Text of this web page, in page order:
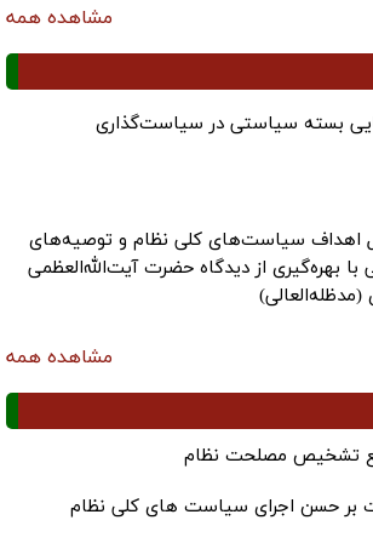
مشاهده همه
بسته سیاستی در سیاست‌گذاری
اهداف سیاست‌های کلی نظام و توصیه‌های
بهره‌گیری از دیدگاه حضرت آیت‌الله‌العظمی
(مدظله‌العالی)
مشاهده همه
تشخیص مصلحت نظام
بر حسن اجرای سیاست های کلی نظام